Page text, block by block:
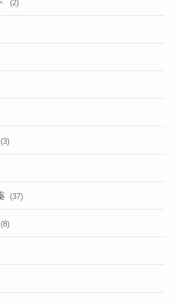
(2)
(3)
(37)
(8)